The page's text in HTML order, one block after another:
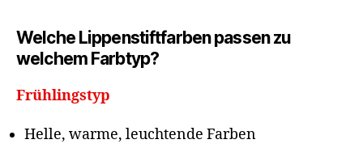
Welche Lippenstiftfarben passen zu
welchem Farbtyp?
Frühlingstyp
Helle, warme, leuchtende Farben